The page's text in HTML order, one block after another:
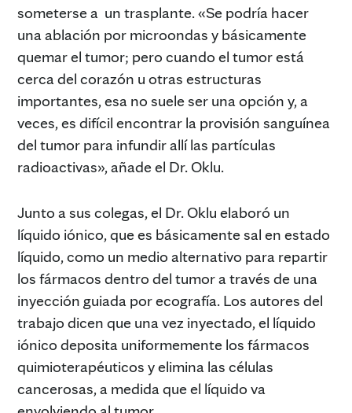
someterse a un trasplante. «Se podría hacer
una ablación por microondas y básicamente
quemar el tumor; pero cuando el tumor está
cerca del corazón u otras estructuras
importantes, esa no suele ser una opción y, a
veces, es difícil encontrar la provisión sanguínea
del tumor para infundir allí las partículas
radioactivas», añade el Dr. Oklu.
Junto a sus colegas, el Dr. Oklu elaboró un
líquido iónico, que es básicamente sal en estado
líquido, como un medio alternativo para repartir
los fármacos dentro del tumor a través de una
inyección guiada por ecografía. Los autores del
trabajo dicen que una vez inyectado, el líquido
iónico deposita uniformemente los fármacos
quimioterapéuticos y elimina las células
cancerosas, a medida que el líquido va